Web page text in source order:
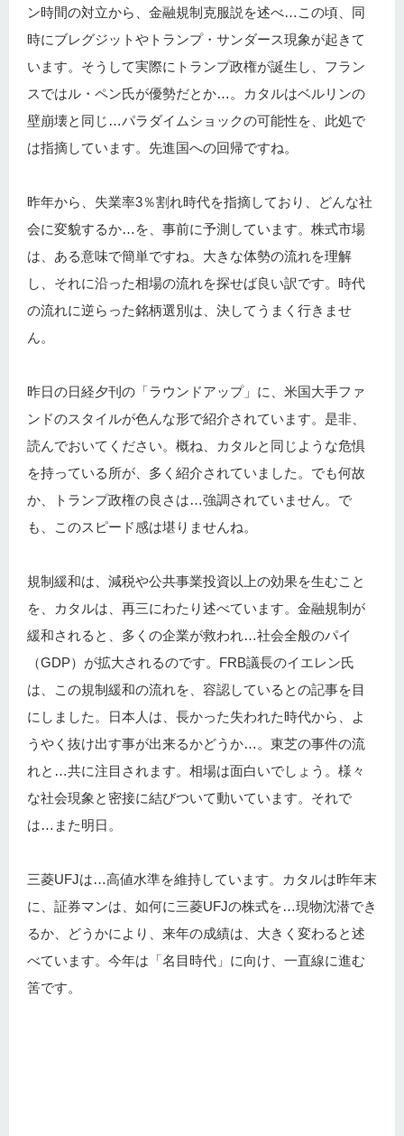
ン時間の対立から、金融規制克服説を述べ…この頃、同
時にブレグジットやトランプ・サンダース現象が起きて
います。そうして実際にトランプ政権が誕生し、フラン
スではル・ペン氏が優勢だとか…。カタルはベルリンの
壁崩壊と同じ…パラダイムショックの可能性を、此処で
は指摘しています。先進国への回帰ですね。
昨年から、失業率3％割れ時代を指摘しており、どんな社
会に変貌するか…を、事前に予測しています。株式市場
は、ある意味で簡単ですね。大きな体勢の流れを理解
し、それに沿った相場の流れを探せば良い訳です。時代
の流れに逆らった銘柄選別は、決してうまく行きませ
ん。
昨日の日経夕刊の「ラウンドアップ」に、米国大手ファ
ンドのスタイルが色んな形で紹介されています。是非、
読んでおいてください。概ね、カタルと同じような危惧
を持っている所が、多く紹介されていました。でも何故
か、トランプ政権の良さは…強調されていません。で
も、このスピード感は堪りませんね。
規制緩和は、減税や公共事業投資以上の効果を生むこと
を、カタルは、再三にわたり述べています。金融規制が
緩和されると、多くの企業が救われ…社会全般のパイ
（GDP）が拡大されるのです。FRB議長のイエレン氏
は、この規制緩和の流れを、容認しているとの記事を目
にしました。日本人は、長かった失われた時代から、よ
うやく抜け出す事が出来るかどうか…。東芝の事件の流
れと…共に注目されます。相場は面白いでしょう。様々
な社会現象と密接に結びついて動いています。それで
は…また明日。
三菱UFJは…高値水準を維持しています。カタルは昨年末
に、証券マンは、如何に三菱UFJの株式を…現物沈潜でき
るか、どうかにより、来年の成績は、大きく変わると述
べています。今年は「名目時代」に向け、一直線に進む
筈です。